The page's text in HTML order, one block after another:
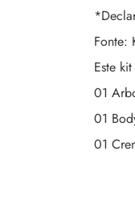
Fonte:
Este
01
01
01